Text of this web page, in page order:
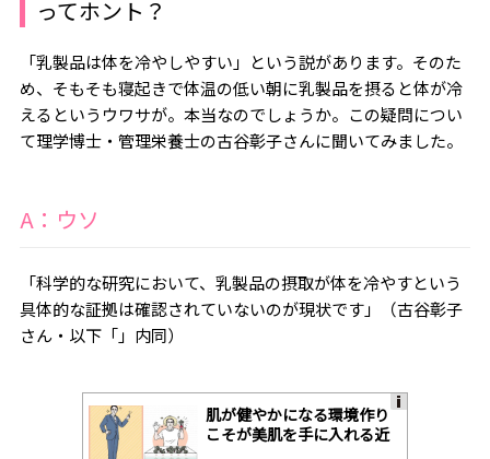
ってホント？
「乳製品は体を冷やしやすい」という説があります。そのた
め、そもそも寝起きで体温の低い朝に乳製品を摂ると体が冷
えるというウワサが。本当なのでしょうか。この疑問につい
て理学博士・管理栄養士の古谷彰子さんに聞いてみました。
A：ウソ
「科学的な研究において、乳製品の摂取が体を冷やすという
具体的な証拠は確認されていないのが現状です」（古谷彰子
さん・以下「」内同）
肌が健やかになる環境作り
こそが美肌を手に入れる近